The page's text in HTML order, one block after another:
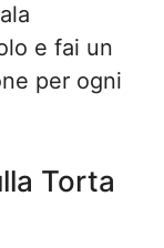
e fai un
per ogni
Torta